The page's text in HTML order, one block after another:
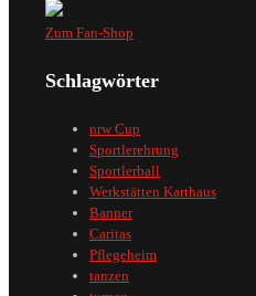
Zum Fan-Shop
Schlagwörter
nrw Cup
Sportlerehrung
Sportlerball
Werkstätten Karthaus
Banner
Caritas
Pflegeheim
tanzen